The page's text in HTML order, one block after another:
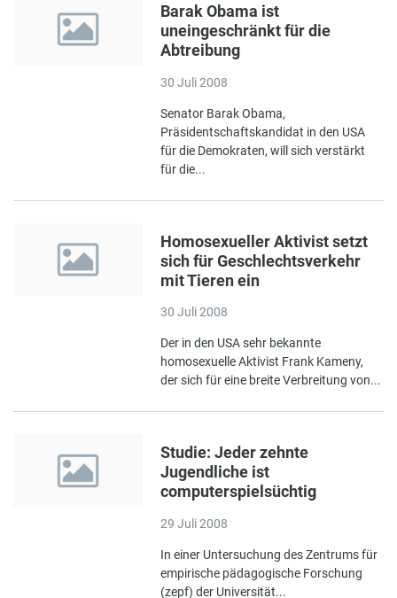
Barak Obama ist
uneingeschränkt für die
Abtreibung
30 Juli 2008
Senator Barak Obama,
Präsidentschaftskandidat in den USA
für die Demokraten, will sich verstärkt
für die...
Homosexueller Aktivist setzt
sich für Geschlechtsverkehr
mit Tieren ein
30 Juli 2008
Der in den USA sehr bekannte
homosexuelle Aktivist Frank Kameny,
der sich für eine breite Verbreitung von...
Studie: Jeder zehnte
Jugendliche ist
computerspielsüchtig
29 Juli 2008
In einer Untersuchung des Zentrums für
empirische pädagogische Forschung
(zepf) der Universität...